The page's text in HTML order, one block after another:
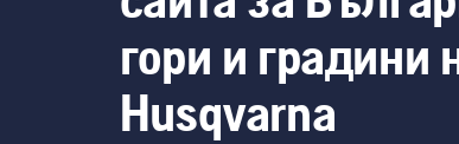
гори и градини
Husqvarna